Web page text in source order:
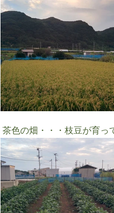
茶色の畑・・・枝豆が育っ